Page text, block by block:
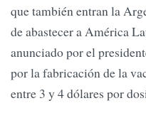
que también entran la
de abastecer a América
anunciado por el
por la fabricación de la
entre 3 y 4 dólares por